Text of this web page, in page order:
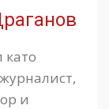
като
и